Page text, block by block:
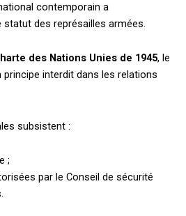
contemporain a
des représailles armées.
des Nations Unies de 1945, le
interdit dans les relations
subsistent :
;
par le Conseil de sécurité